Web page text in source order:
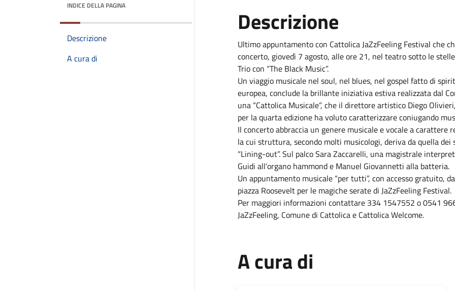
INDICE DELLA PAGINA
Descrizione
A cura di
Descrizione
Ultimo appuntamento con Cattolica JaZzFeeling Festival che
concerto, giovedì 7 agosto, alle ore 21, nel teatro sotto le
Trio con “The Black Music”.
Un viaggio musicale nel soul, nel blues, nel gospel fatto di
europea, conclude la brillante iniziativa estiva realizzata dal
una “Cattolica Musicale”, che il direttore artistico Diego
per la quarta edizione ha voluto caratterizzare coniugando
Il concerto abbraccia un genere musicale e vocale a
la cui struttura, secondo molti musicologi, deriva da quella
“Lining-out”. Sul palco Sara Zaccarelli, una magistrale
Guidi all’organo hammond e Manuel Giovannetti alla batteria.
Un appuntamento musicale “per tutti”, con accesso gratuito,
piazza Roosevelt per le magiche serate di JaZzFeeling Festival.
Per maggiori informazioni contattare 334 1547552 o 0541
JaZzFeeling, Comune di Cattolica e Cattolica Welcome.
A cura di